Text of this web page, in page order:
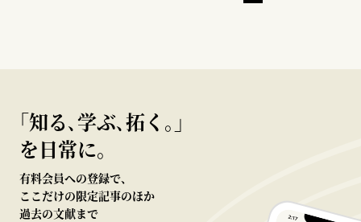
｢知る､学ぶ､拓く｡｣
を日常に。
有料会員への登録で、
ここだけの限定記事のほか
過去の文献まで